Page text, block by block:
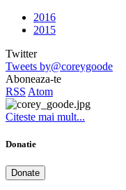
2016
2015
Twitter
Tweets by@coreygoode
Aboneaza-te
RSS Atom
Citeste mai mult...
Donatie
Donate